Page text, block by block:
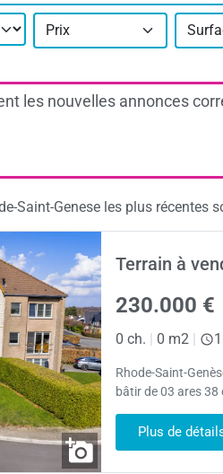
Prix
les nouvelles annonces
Saint-Genese les plus récentes
Terrain à
230.000 €
0 ch. 0 m2
Rhode-Saint-
bâtir de 03 ares
Plus de